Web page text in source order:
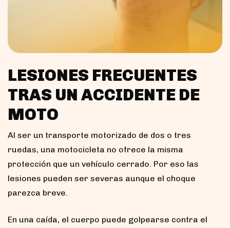
LESIONES FRECUENTES
TRAS UN ACCIDENTE DE
MOTO
Al ser un transporte motorizado de dos o tres
ruedas, una motocicleta no ofrece la misma
protección que un vehículo cerrado. Por eso las
lesiones pueden ser severas aunque el choque
parezca breve.
En una caída, el cuerpo puede golpearse contra el